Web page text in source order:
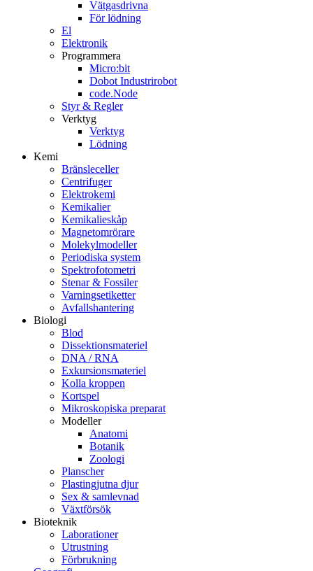
Vätgasdrivna
För lödning
El
Elektronik
Programmera
Micro:bit
Dobot Industrirobot
code.Node
Styr & Regler
Verktyg
Verktyg
Lödning
Kemi
Bränsleceller
Centrifuger
Elektrokemi
Kemikalier
Kemikalieskåp
Magnetomrörare
Molekylmodeller
Periodiska system
Spektrofotometri
Stenar & Fossiler
Varningsetiketter
Avfallshantering
Biologi
Blod
Dissektionsmateriel
DNA / RNA
Exkursionsmateriel
Kolla kroppen
Kortspel
Mikroskopiska preparat
Modeller
Anatomi
Botanik
Zoologi
Planscher
Plastingjutna djur
Sex & samlevnad
Växtförsök
Bioteknik
Laborationer
Utrustning
Förbrukning